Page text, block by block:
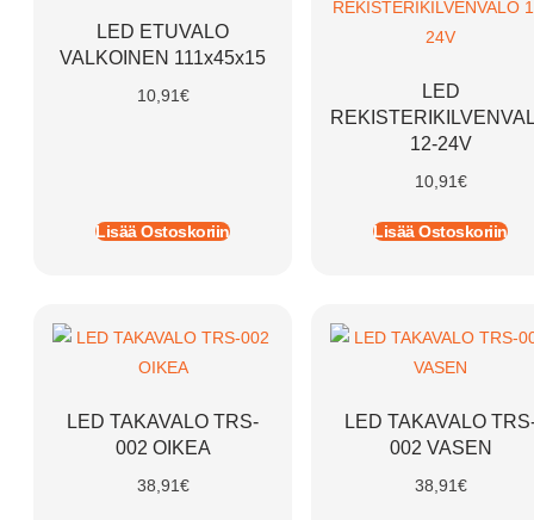
LED ETUVALO
VALKOINEN 111x45x15
10,91€
Lisää Ostoskoriin
LED
12-24V
10,91€
Lisää Ostoskoriin
LED TAKAVALO TRS-
002 OIKEA
38,91€
LED TAKAVALO
002 VASEN
38,91€